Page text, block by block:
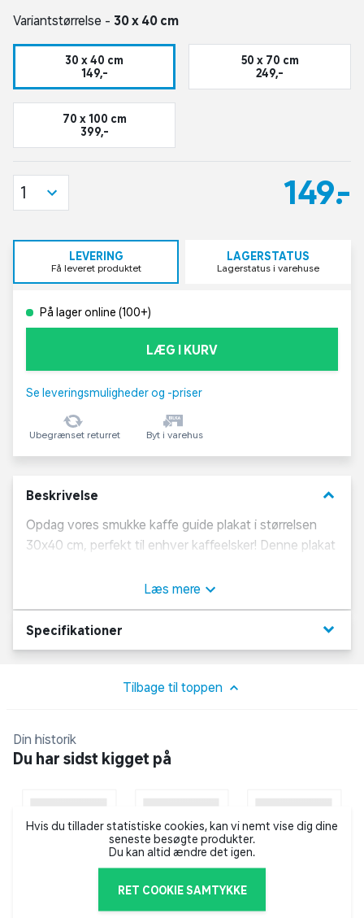
Variantstørrelse - 30 x 40 cm
30 x 40 cm
149,-
50 x 70 cm
249,-
70 x 100 cm
399,-
149,-
1
LEVERING
Få leveret produktet
LAGERSTATUS
Lagerstatus i varehuse
På lager online (100+)
LÆG I KURV
Se leveringsmuligheder og -priser
Ubegrænset returret Byt i varehus
Beskrivelse keyboard_arrow_down
Opdag vores smukke kaffe guide plakat i størrelsen
30x40 cm, perfekt til enhver kaffeelsker! Denne plakat
bryggemetoder og tips til den perfekte kop kaffe.
Hæng den op i dit køkken eller på dit kontor for at få
inspiration til din næste kaffepause.
Læs mere
Specifikationer keyboard_arrow_down
Tilbage til toppen
Din historik
Du har sidst kigget på
Hvis du tillader statistiske cookies, kan vi nemt vise dig dine
seneste besøgte produkter.
Du kan altid ændre det igen.
RET COOKIE SAMTYKKE